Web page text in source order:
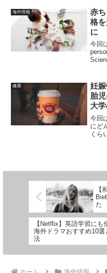
海外情報
赤
格
に
今回
健康
妊
胎
大
今回
にど
くら
【
た
【Netflix】英語学習にも
海外ドラマおすすめ10選
法